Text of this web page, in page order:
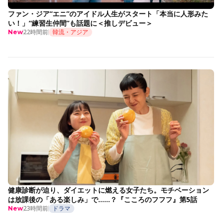
ファン・ジア“エニ”のアイドル人生がスタート「本当に人形みた
い！」“練習生仲間”も話題に＜推しデビュー＞
New22時間前 韓流・アジア
健康診断が迫り、ダイエットに燃える女子たち。モチベーション
は放課後の「ある楽しみ」で……？『こころのフフフ』第5話
New23時間前 ドラマ